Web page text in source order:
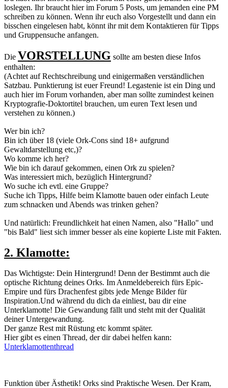
loslegen. Ihr braucht hier im Forum 5 Posts, um jemanden eine PM
schreiben zu können. Wenn ihr euch also Vorgestellt und dann ein
bisschen eingelesen habt, könnt ihr mit dem Kontaktieren für Tipps
und Gruppensuche anfangen.
Die VORSTELLUNG sollte am besten diese Infos
enthalten:
(Achtet auf Rechtschreibung und einigermaßen verständlichen
Satzbau. Punktierung ist euer Freund! Legastenie ist ein Ding und
auch hier im Forum vorhanden, aber man sollte zumindest keinen
Kryptografie-Doktortitel brauchen, um euren Text lesen und
verstehen zu können.)
Wer bin ich?
Bin ich über 18 (viele Ork-Cons sind 18+ aufgrund
Gewaltdarstellung etc,)?
Wo komme ich her?
Wie bin ich darauf gekommen, einen Ork zu spielen?
Was interessiert mich, bezüglich Hintergrund?
Wo suche ich evtl. eine Gruppe?
Suche ich Tipps, Hilfe beim Klamotte bauen oder einfach Leute
zum schnacken und Abends was trinken gehen?
Und natürlich: Freundlichkeit hat einen Namen, also "Hallo" und
"bis Bald" liest sich immer besser als eine kopierte Liste mit Fakten.
2. Klamotte:
Das Wichtigste: Dein Hintergrund! Denn der Bestimmt auch die
optische Richtung deines Orks. Im Anmeldebereich fürs Epic-
Empire und fürs Drachenfest gibts jede Menge Bilder für
Inspiration.Und während du dich da einliest, bau dir eine
Unterklamotte! Die Gewandung fällt und steht mit der Qualität
deiner Untergewandung.
Der ganze Rest mit Rüstung etc kommt später.
Hier gibt es einen Thread, der dir dabei helfen kann:
Unterklamottenthread
Funktion über Ästhetik! Orks sind Praktische Wesen. Der Kram,